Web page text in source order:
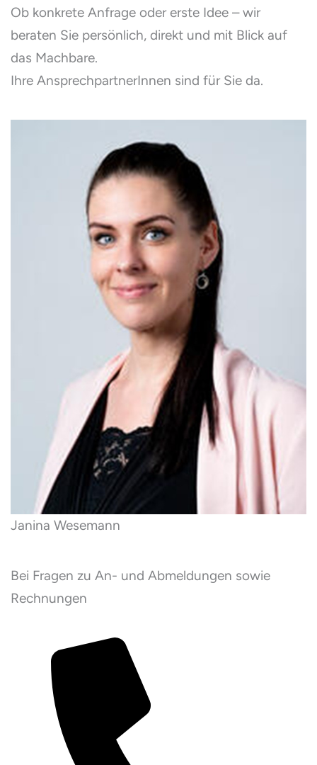
Ob konkrete Anfrage oder erste Idee – wir
beraten Sie persönlich, direkt und mit Blick auf
das Machbare.
Ihre AnsprechpartnerInnen sind für Sie da.
Janina Wesemann
Bei Fragen zu An- und Abmeldungen sowie
Rechnungen